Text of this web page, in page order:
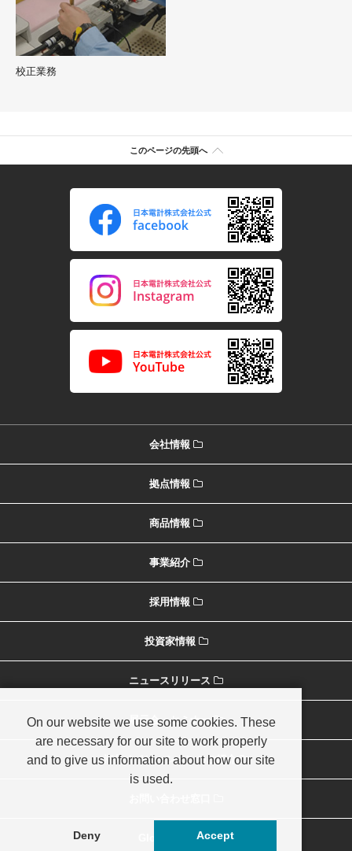
校正業務
このページの先頭へ
会社情報
拠点情報
商品情報
事業紹介
採用情報
投資家情報
ニュースリリース
展示会・セミナー
海外オペレーションのご紹介
Global Home
On our website we use some cookies. These
are necessary for our site to work properly
and to give us information about how our site
is used.
Deny Accept